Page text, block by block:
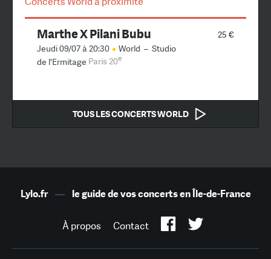
25 €
Marthe X Pilani Bubu
Jeudi 09/07 à 20:30 World – Studio
de l'Ermitage Paris 20e
TOUS LES CONCERTS WORLD
Lylo.fr— le guide de vos concerts en Île-de-France
À propos Contact